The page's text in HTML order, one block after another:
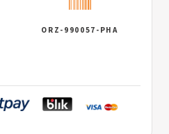
ORZ-990057-PHA